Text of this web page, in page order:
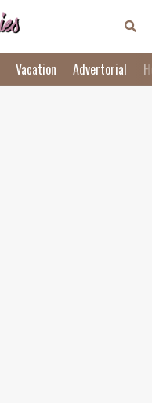
Vacation Advertorial